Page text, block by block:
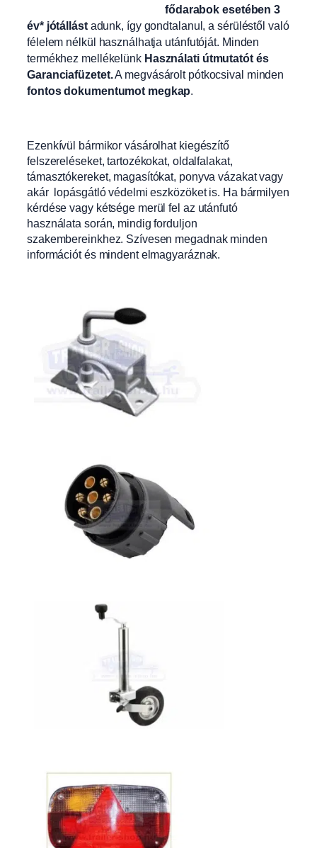
fődarabok esetében 3
év* jótállástadunk, így gondtalanul, a sérüléstől való
félelem nélkül használhatja utánfutóját. Minden
termékhez mellékelünk Használati útmutatót és
Garanciafüzetet.A megvásárolt pótkocsival minden
fontos dokumentumot megkap.
Ezenkívül bármikor vásárolhat kiegészítő
felszereléseket, tartozékokat, oldalfalakat,
támasztókereket, magasítókat, ponyva vázakat vagy
akár lopásgátló védelmi eszközöket is. Ha bármilyen
kérdése vagy kétsége merül fel az utánfutó
használata során, mindig forduljon
szakembereinkhez. Szívesen megadnak minden
információt és mindent elmagyaráznak.